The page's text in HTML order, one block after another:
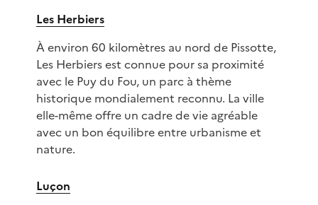
Les Herbiers
À environ 60 kilomètres au nord de Pissotte,
Les Herbiers est connue pour sa proximité
avec le Puy du Fou, un parc à thème
historique mondialement reconnu. La ville
elle-même offre un cadre de vie agréable
avec un bon équilibre entre urbanisme et
nature.
Luçon